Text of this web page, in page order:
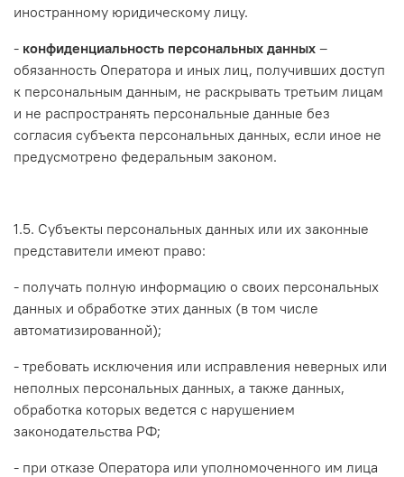
иностранному юридическому лицу.
- конфиденциальность персональных данных –
обязанность Оператора и иных лиц, получивших доступ
к персональным данным, не раскрывать третьим лицам
и не распространять персональные данные без
согласия субъекта персональных данных, если иное не
предусмотрено федеральным законом.
1.5. Субъекты персональных данных или их законные
представители имеют право:
- получать полную информацию о своих персональных
данных и обработке этих данных (в том числе
автоматизированной);
- требовать исключения или исправления неверных или
неполных персональных данных, а также данных,
обработка которых ведется с нарушением
законодательства РФ;
- при отказе Оператора или уполномоченного им лица